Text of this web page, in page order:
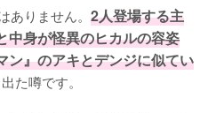
りません。 2人登場する主
中身が怪異のヒカルの容姿
ン』のアキとデンジに似てい
た噂です。